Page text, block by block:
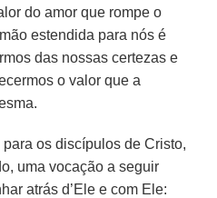
do amor que rompe o
estendida para nós é
das nossas certezas e
o valor que a
os discípulos de Cristo,
uma vocação a seguir
atrás d’Ele e com Ele: